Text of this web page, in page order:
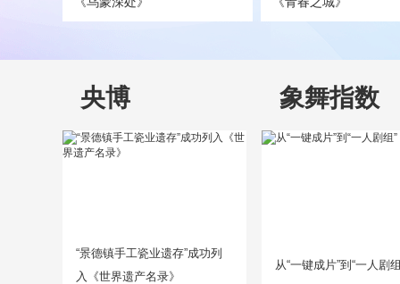
央博
“景德镇手工瓷业遗存”成功列
入《世界遗产名录》
象舞指数
从“一键成片”到“一人剧